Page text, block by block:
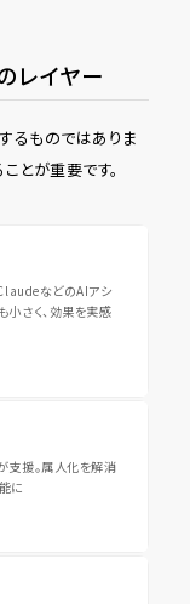
レイヤー
るものではありま
とが重要です。
などのAIアシ
小さく、効果を実感
支援。属人化を解消
に